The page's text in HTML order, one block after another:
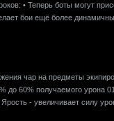
• Теперь боты могут
бои ещё более
чар на предметы
до 60% получаемого урона
- увеличивает силу